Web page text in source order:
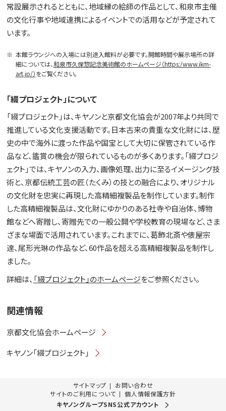
常設展示されるとともに、地域縁の絵師の作品として、和泉市主催
の文化行事や地域連携によるイベントでの活用などが予定されて
います。
※ 本館ラウンジへの入場には別途入館料が必要です。開館時間や展示場所の詳
細については、和泉市久保惣記念美術館のホームページ（https:/www.ikm-
art.jp/）をご覧ください。
「綴プロジェクト」について
「綴プロジェクト」は、キヤノンと京都文化協会が2007年より共同で
推進している文化支援活動です。日本古来の貴重な文化財には、歴
史の中で海外に渡った作品や国宝として大切に保管されている作
品など、鑑賞の機会が限られているものが多くあります。「綴プロジ
ェクト」では、キヤノンの入力、画像処理、出力に至るイメージング技
術と、京都伝統工芸の匠（たくみ）の技との融合により、オリジナル
の文化財を忠実に再現した高精細複製品を制作しています。制作
した高精細複製品は、文化財にゆかりのある社寺や自治体、博物
館などへ寄贈し、寄贈先での一般公開や学校教育の現場など、さま
ざまな場面で活用されています。これまでに、葛飾北斎や俵屋宗
達、尾形光琳の作品など、60作品を超える高精細複製品を制作し
ました。
詳細は、 「綴プロジェクト」のホームページをご参照ください。
関連情報
京都文化協会ホームページ
キヤノン「綴プロジェクト」
サイトマップ
お問い合わせ
サイトのご利用について
個人情報保護方針
キヤノングループSNS公式アカウント